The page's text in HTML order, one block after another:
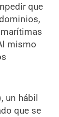
que
mismo
un hábil
que se